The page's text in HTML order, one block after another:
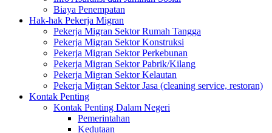
Biaya Penempatan
Hak-hak Pekerja Migran
Pekerja Migran Sektor Rumah Tangga
Pekerja Migran Sektor Konstruksi
Pekerja Migran Sektor Perkebunan
Pekerja Migran Sektor Pabrik/Kilang
Pekerja Migran Sektor Kelautan
Pekerja Migran Sektor Jasa (cleaning service, restoran)
Kontak Penting
Kontak Penting Dalam Negeri
Pemerintahan
Kedutaan